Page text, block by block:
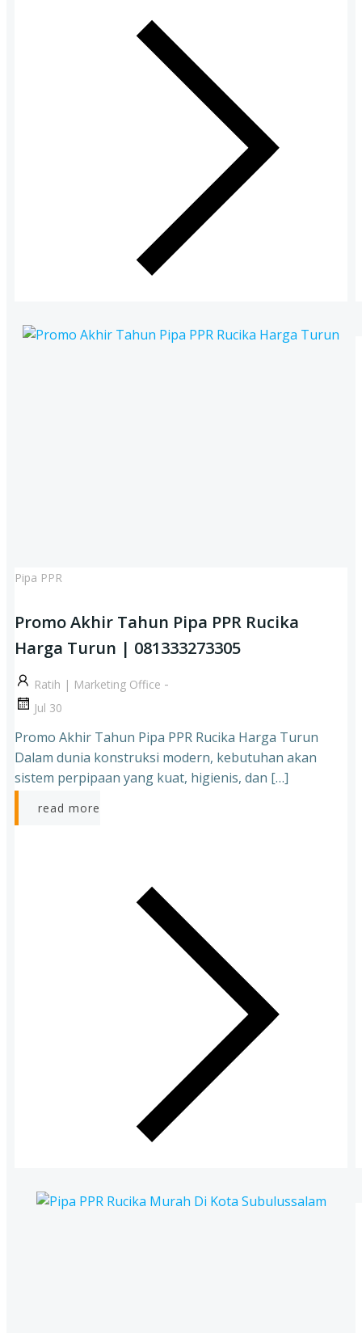
Pipa PPR
Promo Akhir Tahun Pipa PPR Rucika
Harga Turun | 081333273305
Ratih | Marketing Office -
Jul 30
Promo Akhir Tahun Pipa PPR Rucika Harga Turun
Dalam dunia konstruksi modern, kebutuhan akan
sistem perpipaan yang kuat, higienis, dan […]
read more